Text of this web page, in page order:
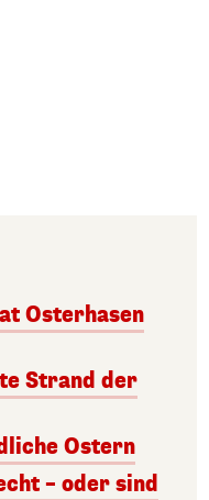
Osterhasen
Strand der
Ostern
– oder sind